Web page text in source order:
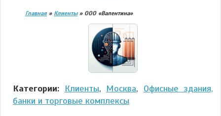
Главная » Клиенты» ООО «Валентина»
Категории: Клиенты, Москва, Офисные здания,
банки и торговые комплексы